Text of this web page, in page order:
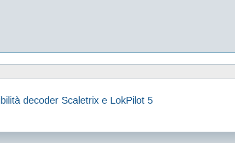
decoder Scaletrix e LokPilot 5